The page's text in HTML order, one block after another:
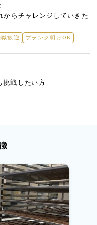
からチャレンジしていきた
歓迎 ブランク明けOK
挑戦したい方